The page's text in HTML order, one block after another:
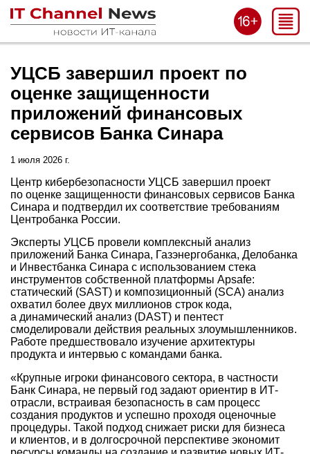
УЦСБ завершил проект по
оценке защищенности
приложений финансовых
сервисов Банка Синара
1 июля 2026 г.
Центр кибербезопасности УЦСБ завершил проект
по оценке защищенности финансовых сервисов Банка
Синара и подтвердил их соответствие требованиям
Центробанка России.
Эксперты УЦСБ провели комплексный анализ
приложений Банка Синара, Газэнергобанка, Делобанка
и Инвестбанка Синара с использованием стека
инструментов собственной платформы Apsafe:
статический (SAST) и композиционный (SCA) анализ
охватил более двух миллионов строк кода,
а динамический анализ (DAST) и пентест
смоделировали действия реальных злоумышленников.
Работе предшествовало изучение архитектуры
продукта и интервью с командами банка.
«Крупные игроки финансового сектора, в частности
Банк Синара, не первый год задают ориентир в ИТ-
отрасли, встраивая безопасность в сам процесс
создания продуктов и успешно проходя оценочные
процедуры. Такой подход снижает риски для бизнеса
и клиентов, и в долгосрочной перспективе экономит